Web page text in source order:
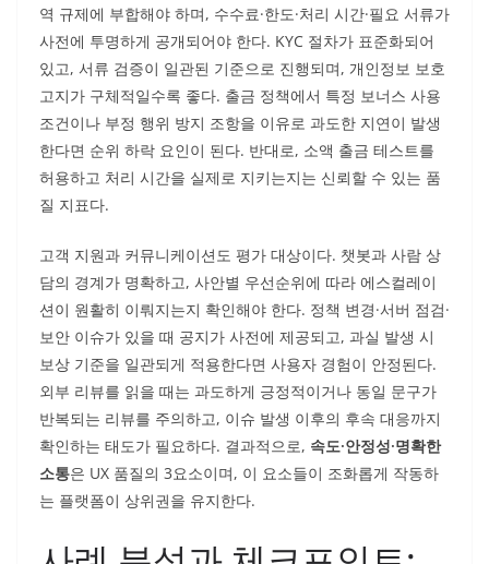
역 규제에 부합해야 하며, 수수료·한도·처리 시간·필요 서류가
사전에 투명하게 공개되어야 한다. KYC 절차가 표준화되어
있고, 서류 검증이 일관된 기준으로 진행되며, 개인정보 보호
고지가 구체적일수록 좋다. 출금 정책에서 특정 보너스 사용
조건이나 부정 행위 방지 조항을 이유로 과도한 지연이 발생
한다면 순위 하락 요인이 된다. 반대로, 소액 출금 테스트를
허용하고 처리 시간을 실제로 지키는지는 신뢰할 수 있는 품
질 지표다.
고객 지원과 커뮤니케이션도 평가 대상이다. 챗봇과 사람 상
담의 경계가 명확하고, 사안별 우선순위에 따라 에스컬레이
션이 원활히 이뤄지는지 확인해야 한다. 정책 변경·서버 점검·
보안 이슈가 있을 때 공지가 사전에 제공되고, 과실 발생 시
보상 기준을 일관되게 적용한다면 사용자 경험이 안정된다.
외부 리뷰를 읽을 때는 과도하게 긍정적이거나 동일 문구가
반복되는 리뷰를 주의하고, 이슈 발생 이후의 후속 대응까지
확인하는 태도가 필요하다. 결과적으로, 속도·안정성·명확한
소통은 UX 품질의 3요소이며, 이 요소들이 조화롭게 작동하
는 플랫폼이 상위권을 유지한다.